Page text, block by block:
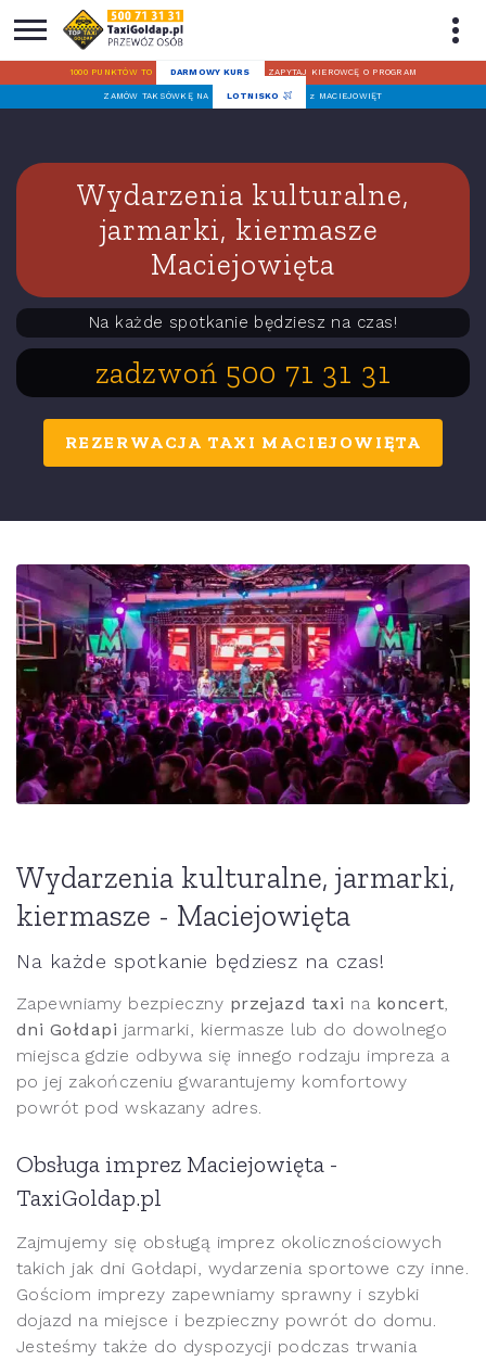
1000 PUNKTÓW TO DARMOWY KURS ZAPYTAJ KIEROWCĘ O PROGRAM
ZAMÓW TAKSÓWKĘ NA LOTNISKO z MACIEJOWIĘT
Wydarzenia kulturalne,
jarmarki, kiermasze
Maciejowięta
Na każde spotkanie będziesz na czas!
zadzwoń 500 71 31 31
REZERWACJA TAXI MACIEJOWIĘTA
Wydarzenia kulturalne, jarmarki,
kiermasze - Maciejowięta
Na każde spotkanie będziesz na czas!
Zapewniamy bezpieczny przejazd taxi na koncert,
dni Gołdapi jarmarki, kiermasze lub do dowolnego
miejsca gdzie odbywa się innego rodzaju impreza a
po jej zakończeniu gwarantujemy komfortowy
powrót pod wskazany adres.
Obsługa imprez Maciejowięta -
TaxiGoldap.pl
Zajmujemy się obsługą imprez okolicznościowych
takich jak dni Gołdapi, wydarzenia sportowe czy inne.
Gościom imprezy zapewniamy sprawny i szybki
dojazd na miejsce i bezpieczny powrót do domu.
Jesteśmy także do dyspozycji podczas trwania